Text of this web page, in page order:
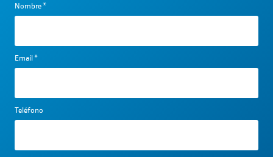
Nombre*
Email*
Teléfono